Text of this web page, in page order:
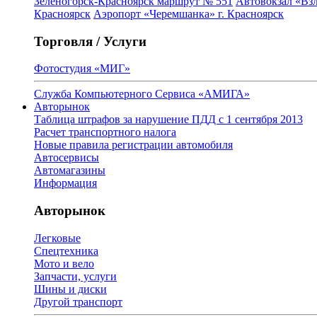
Красноярск Аэропорт «Черемшанка» г. Красноярск
Торговля / Услуги
Фотостудия «МИГ»
Служба Компьютерного Сервиса «АМИГА»
Авторынок
Таблица штрафов за нарушение ПДД с 1 сентября 2013
Расчет транспортного налога
Новые правила регистрации автомобиля
Автосервисы
Автомагазины
Информация
Авторынок
Легковые
Спецтехника
Мото и вело
Запчасти, услуги
Шины и диски
Другой транспорт